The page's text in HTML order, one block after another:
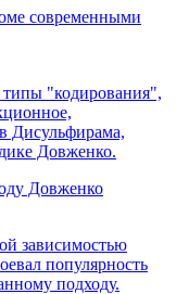
"кодирования",
Дисульфирама,
Довженко.
зависимостью
популярность
подходу.